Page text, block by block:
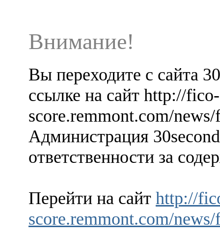
Внимание!
Вы переходите с сайта
ссылке на сайт http://
score.remmont.com/
Администрация
ответственности за
Перейти на сайт http://
score.remmont.com/